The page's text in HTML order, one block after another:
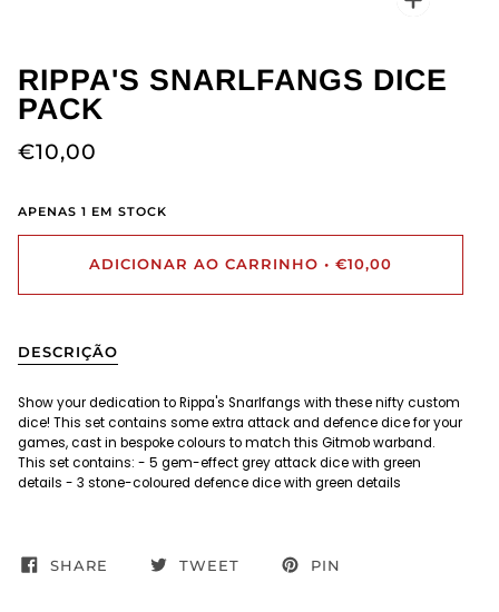
RIPPA'S SNARLFANGS DICE
PACK
€10,00
APENAS 1 EM STOCK
ADICIONAR AO CARRINHO • €10,00
DESCRIÇÃO
Show your dedication to Rippa's Snarlfangs with these nifty custom
dice! This set contains some extra attack and defence dice for your
games, cast in bespoke colours to match this Gitmob warband.
This set contains: - 5 gem-effect grey attack dice with green
details - 3 stone-coloured defence dice with green details
SHARE TWEET PIN